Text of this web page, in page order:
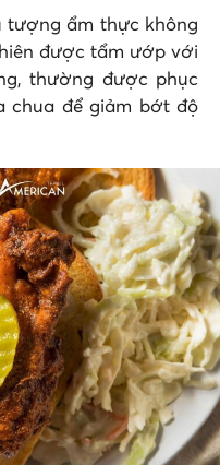
tượng ẩm thực không
được tẩm ướp với
thường được phục
chua để giảm bớt độ